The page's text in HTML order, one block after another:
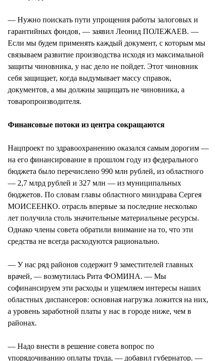
— Нужно поискать пути упрощения работы залоговых и
гарантийных фондов, — заявил Леонид ПОЛЕЖАЕВ. —
Если мы будем применять каждый документ, с которым мы
связываем развитие производства исходя из максимальной
защиты чиновника, у нас дело не пойдет. Этот чиновник
себя защищает, когда выдумывает массу справок,
документов, а мы должны защищать не чиновника, а
товаропроизводителя.
Финансовые потоки из центра сокращаются
Нацпроект по здравоохранению оказался самым дорогим —
на его финансирование в прошлом году из федерального
бюджета было перечислено 990 млн рублей, из областного
— 2,7 млрд рублей и 327 млн — из муниципальных
бюджетов. По словам главы областного минздрава Сергея
МОИСЕЕНКО. отрасль впервые за последние несколько
лет получила столь значительные материальные ресурсы.
Однако члены совета обратили внимание на то, что эти
средства не всегда расходуются рационально.
— У нас ряд районов содержит 9 заместителей главных
врачей, — возмутилась Рита ФОМИНА. — Мы
софинансируем эти расходы и ущемляем интересы наших
областных диспансеров: основная нагрузка ложится на них,
а уровень заработной платы у нас в городе ниже, чем в
районах.
— Надо внести в решение совета вопрос по
упорядочиванию оплаты труда, — добавил губернатор. —